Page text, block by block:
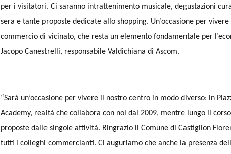
per i visitatori. Ci saranno intrattenimento musicale, degustazioni
sera e tante proposte dedicate allo shopping. Un’occasione per
commercio di vicinato, che resta un elemento fondamentale per
Jacopo Canestrelli, responsabile Valdichiana di Ascom.
“Sarà un’occasione per vivere il nostro centro in modo diverso: in
Academy, realtà che collabora con noi dal 2009, mentre lungo il
proposte dalle singole attività. Ringrazio il Comune di Castiglion
tutti i colleghi commercianti. Ci auguriamo che anche la presenza